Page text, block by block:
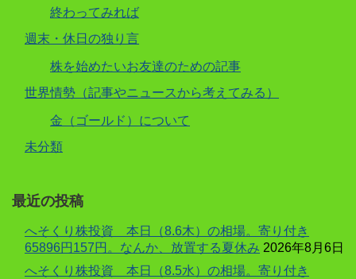
終わってみれば
週末・休日の独り言
株を始めたいお友達のための記事
世界情勢（記事やニュースから考えてみる）
金（ゴールド）について
未分類
最近の投稿
へそくり株投資 本日（8.6木）の相場。寄り付き
65896円157円。なんか、放置する夏休み 2026年8月6日
へそくり株投資 本日（8.5水）の相場。寄り付き